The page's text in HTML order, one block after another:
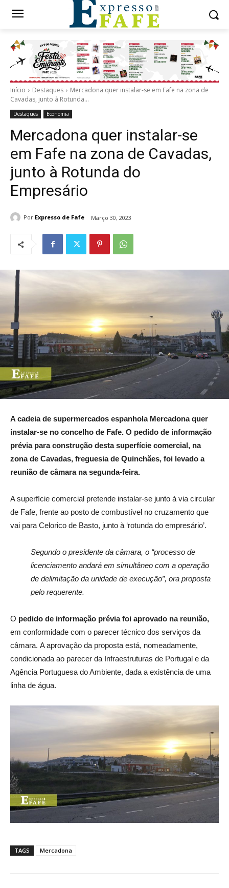
Início Destaques
Mercadona quer instalar-se em Fafe na zona de
Cavadas, junto à Rotunda...
Destaques Economia
Mercadona quer instalar-se
em Fafe na zona de Cavadas,
junto à Rotunda do
Empresário
Por Expresso de Fafe Março 30, 2023
A cadeia de supermercados espanhola Mercadona quer
instalar-se no concelho de Fafe. O pedido de informação
prévia para construção desta superfície comercial, na
zona de Cavadas, freguesia de Quinchães, foi levado a
reunião de câmara na segunda-feira.
A superfície comercial pretende instalar-se junto à via circular
de Fafe, frente ao posto de combustível no cruzamento que
vai para Celorico de Basto, junto à ‘rotunda do empresário’.
Segundo o presidente da câmara, o “processo de
licenciamento andará em simultâneo com a operação
de delimitação da unidade de execução”, ora proposta
pelo requerente.
O pedido de informação prévia foi aprovado na reunião,
em conformidade com o parecer técnico dos serviços da
câmara. A aprovação da proposta está, nomeadamente,
condicionada ao parecer da Infraestruturas de Portugal e da
Agência Portuguesa do Ambiente, dada a existência de uma
linha de água.
TAGS Mercadona